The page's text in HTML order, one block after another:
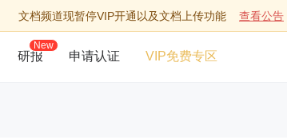
文档频道现暂停VIP开通以及文档上传功能 查看公告
研报
New
申请认证 VIP免费专区